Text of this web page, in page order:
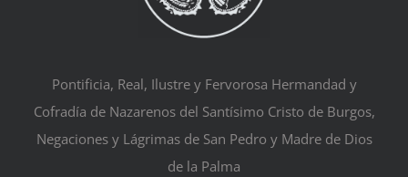
Pontificia, Real, Ilustre y Fervorosa Hermandad y
Cofradía de Nazarenos del Santísimo Cristo de Burgos,
Negaciones y Lágrimas de San Pedro y Madre de Dios
de la Palma